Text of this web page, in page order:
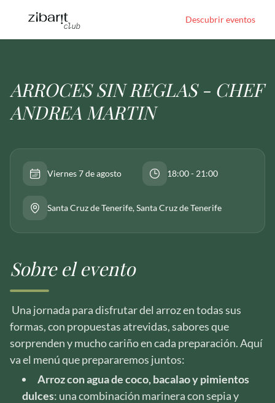
Descubrir eventos
ARROCES SIN REGLAS - CHEF
ANDREA MARTIN
Viernes 7 de agosto 18:00 - 21:00
Santa Cruz de Tenerife, Santa Cruz de Tenerife
Sobre el evento
Una jornada para disfrutar del arroz en todas sus
formas, con propuestas atrevidas, sabores que
sorprenden y mucho cariño en cada preparación. Aquí
va el menú que prepararemos juntos:
Arroz con agua de coco, bacalao y pimientos
dulces: una combinación marinera con sepia y